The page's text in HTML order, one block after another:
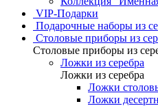
VIP-Подарки
Подарочные наборы из
Столовые приборы из
Столовые приборы из
Ложки из серебра
Ложки из серебра
Ложки
Ложки